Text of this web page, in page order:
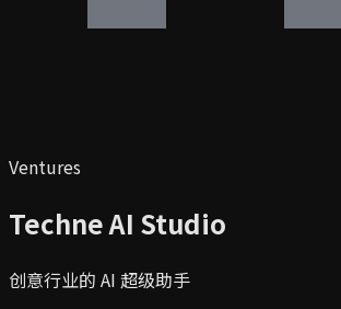
Ventures
Techne AI Studio
创意行业的 AI 超级助手